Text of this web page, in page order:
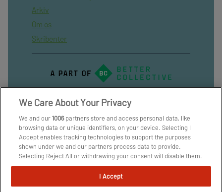
Arkiv
Om os
Skribenter
We Care About Your Privacy
We and our1006partners store and access personal data, like
browsing data or unique identifiers, on your device. Selecting I
Accept enables tracking technologies to support the purposes
shown under we and our partners process data to provide.
Selecting Reject All or withdrawing your consent will disable them.
If trackers are disabled, some content and ads you see may not be
as relevant to you. You can resurface this menu to change your
I Accept